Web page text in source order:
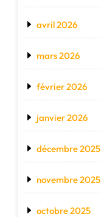
avril 2026
mars 2026
février 2026
janvier 2026
décembre 2025
novembre 2025
octobre 2025